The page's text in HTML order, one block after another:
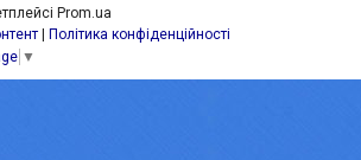
Prom.ua
Політика конфіденційності
▼